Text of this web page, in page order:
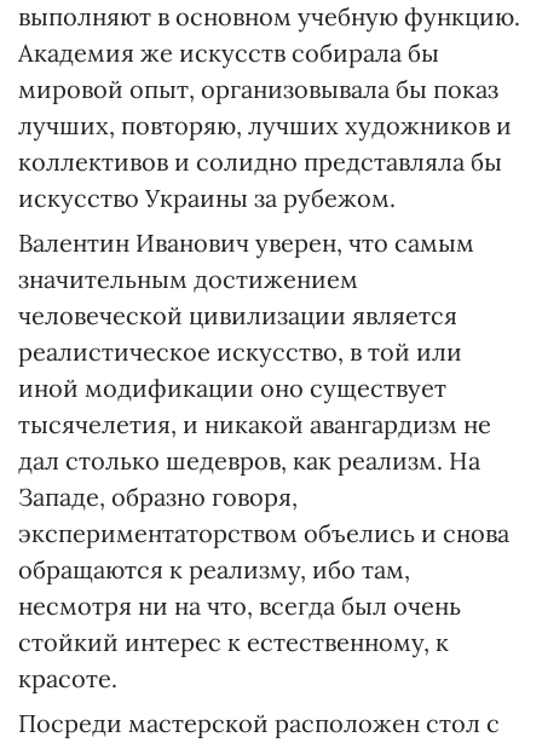
выполняют в основном учебную функцию.
Академия же искусств собирала бы
мировой опыт, организовывала бы показ
лучших, повторяю, лучших художников и
коллективов и солидно представляла бы
искусство Украины за рубежом.
Валентин Иванович уверен, что самым
значительным достижением
человеческой цивилизации является
реалистическое искусство, в той или
иной модификации оно существует
тысячелетия, и никакой авангардизм не
дал столько шедевров, как реализм. На
Западе, образно говоря,
экспериментаторством объелись и снова
обращаются к реализму, ибо там,
несмотря ни на что, всегда был очень
стойкий интерес к естественному, к
красоте.
Посреди мастерской расположен стол с